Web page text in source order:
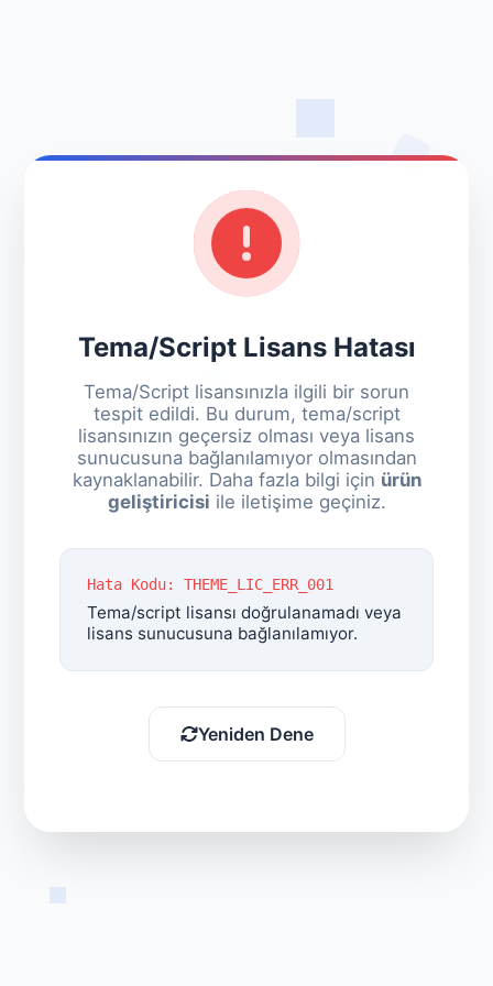
Tema/Script Lisans Hatası
Tema/Script lisansınızla ilgili bir sorun
tespit edildi. Bu durum, tema/script
lisansınızın geçersiz olması veya lisans
sunucusuna bağlanılamıyor olmasından
kaynaklanabilir. Daha fazla bilgi için ürün
geliştiricisi ile iletişime geçiniz.
Hata Kodu: THEME_LIC_ERR_001
Tema/script lisansı doğrulanamadı veya
lisans sunucusuna bağlanılamıyor.
Yeniden Dene